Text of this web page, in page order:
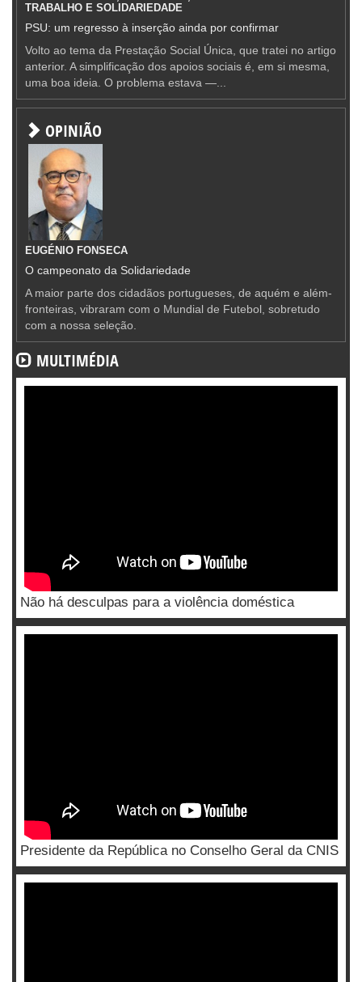
TRABALHO E SOLIDARIEDADE
PSU: um regresso à inserção ainda por confirmar
Volto ao tema da Prestação Social Única, que tratei no artigo
anterior. A simplificação dos apoios sociais é, em si mesma,
uma boa ideia. O problema estava —...
OPINIÃO
EUGÉNIO FONSECA
O campeonato da Solidariedade
A maior parte dos cidadãos portugueses, de aquém e além-
fronteiras, vibraram com o Mundial de Futebol, sobretudo
com a nossa seleção.
MULTIMÉDIA
Não há desculpas para a violência doméstica
Presidente da República no Conselho Geral da CNIS